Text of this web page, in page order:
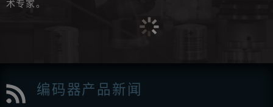
术专家。
编码器产品新闻